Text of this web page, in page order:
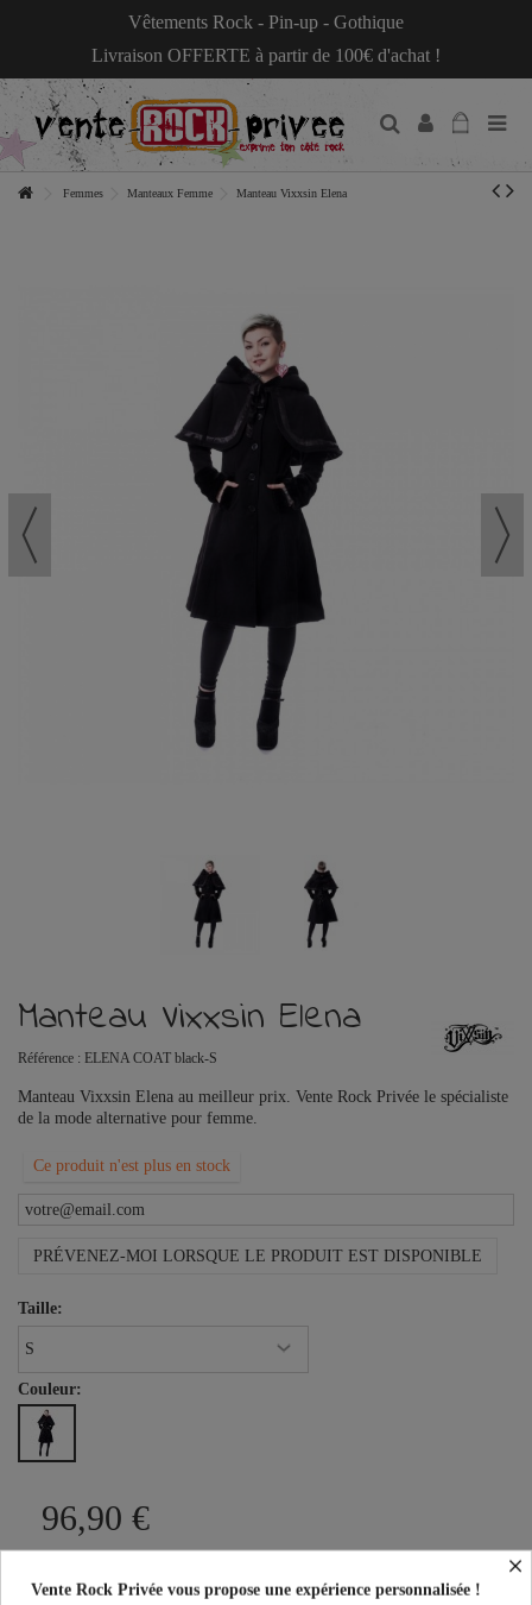
Vêtements Rock - Pin-up - Gothique
Livraison OFFERTE à partir de 100€ d'achat !
Femmes Manteaux Femme Manteau Vixxsin Elena
Manteau Vixxsin Elena
Référence : ELENA COAT black-S
Manteau Vixxsin Elena au meilleur prix. Vente Rock Privée le spécialiste
de la mode alternative pour femme.
Ce produit n'est plus en stock
PRÉVENEZ-MOI LORSQUE LE PRODUIT EST DISPONIBLE
Taille:
Couleur:
96,90 €
×
Vente Rock Privée vous propose une expérience personnalisée !